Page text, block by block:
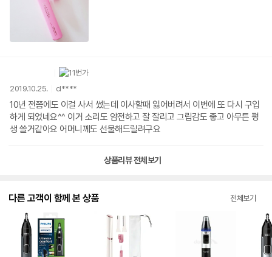
2019.10.25. cl****
10년 전쯤에도 이걸 사서 썼는데 이사할때 잃어버려서 이번에 또 다시 구입
하게 되었네요^^ 이거 소리도 얌전하고 잘 잘리고 그립감도 좋고 아무튼 평
생 쓸거같아요 어머니께도 선물해드릴려구요
상품리뷰 전체보기
다른 고객이 함께 본 상품 전체보기